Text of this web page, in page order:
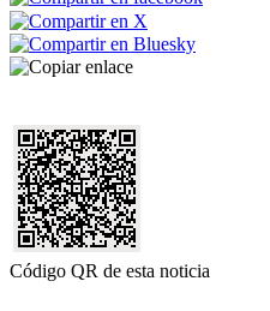
Código QR de esta noticia